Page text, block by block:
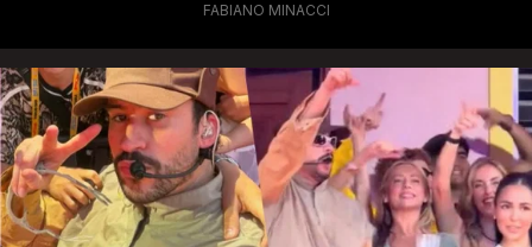
FABIANO MINACCI